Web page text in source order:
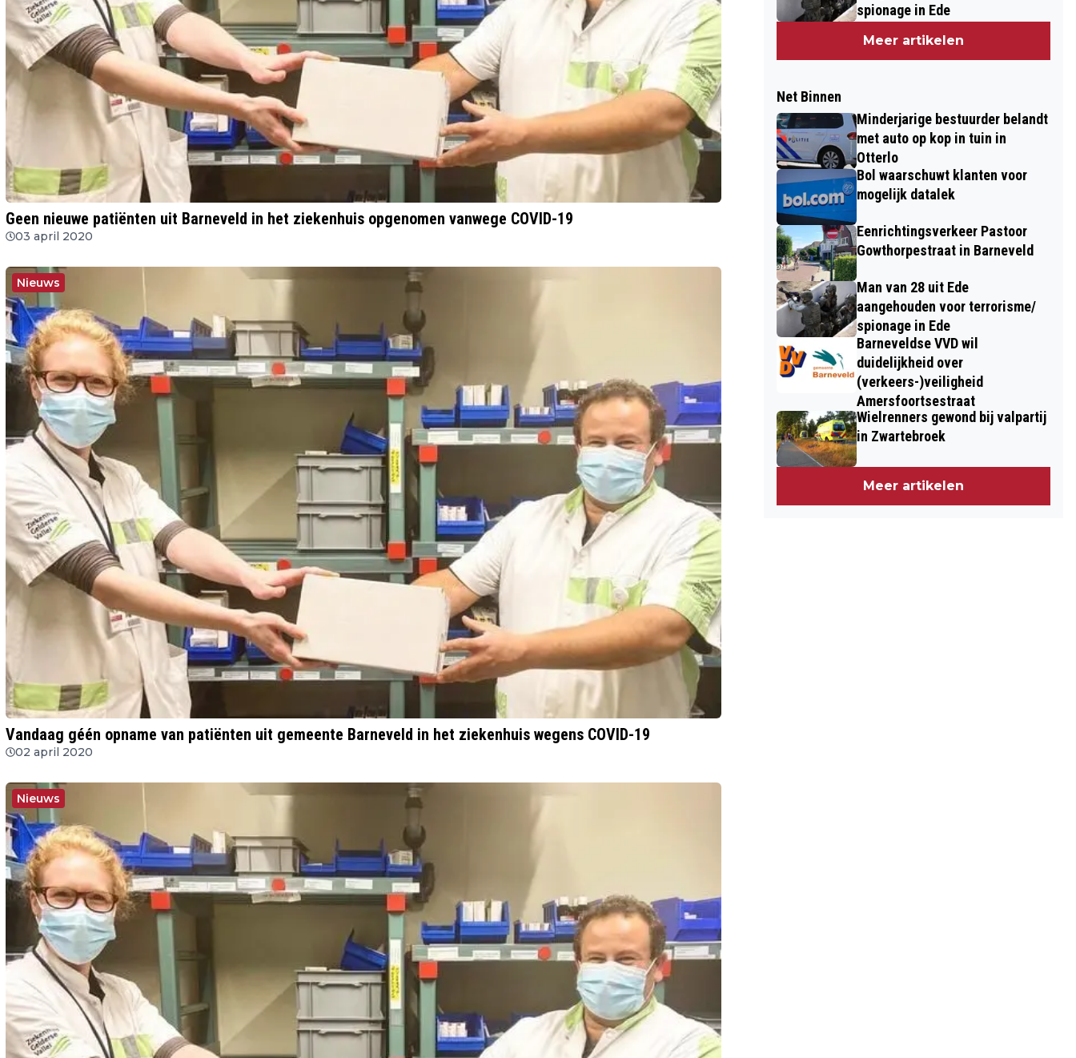
Geen nieuwe patiënten uit Barneveld in het ziekenhuis opgenomen vanwege COVID-19
03 april 2020
Nieuws
Vandaag géén opname van patiënten uit gemeente Barneveld in het ziekenhuis wegens COVID-19
02 april 2020
Nieuws
spionage in Ede
Meer artikelen
Net Binnen
Minderjarige bestuurder belandt
met auto op kop in tuin in
Otterlo
Bol waarschuwt klanten voor
mogelijk datalek
Eenrichtingsverkeer Pastoor
Gowthorpestraat in Barneveld
Man van 28 uit Ede
aangehouden voor terrorisme/
spionage in Ede
Barneveldse VVD wil
duidelijkheid over
(verkeers-)veiligheid
Amersfoortsestraat
Wielrenners gewond bij valpartij
in Zwartebroek
Meer artikelen